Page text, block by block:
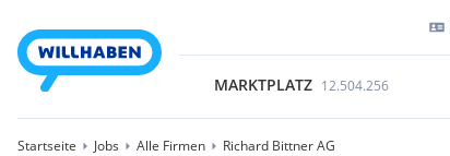
MARKTPLATZ 12.504.256
Startseite Jobs Alle Firmen Richard Bittner AG